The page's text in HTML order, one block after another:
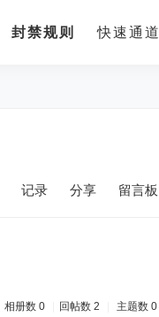
封禁规则 快速通道
记录 分享 留言板
相册数 0 回帖数 2 主题数 0